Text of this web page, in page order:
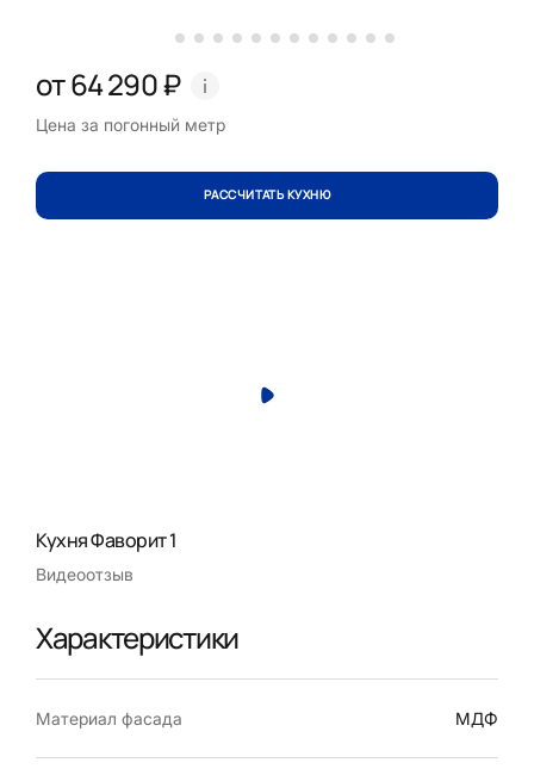
от 64 290 ₽
Цена за погонный метр
РАССЧИТАТЬ КУХНЮ
Кухня Фаворит 1
Видеоотзыв
Характеристики
Материал фасада МДФ